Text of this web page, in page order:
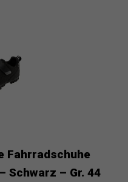
Fahrradschuhe
Schwarz – Gr. 44